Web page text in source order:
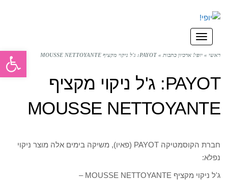
תפריט
ראשי » יופי! ארכיון כתבות » PAYOT: ג'ל ניקוי מקציף MOUSSE NETTOYANTE
PAYOT: ג'ל ניקוי מקציף
MOUSSE NETTOYANTE
חברת הקוסמטיקה PAYOT (פאיו), משיקה בימים אלה מוצר ניקוי
נפלא:
ג'ל ניקוי מקציף MOUSSE NETTOYANTE –
פתח